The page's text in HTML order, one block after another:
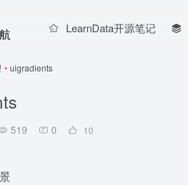
LearnData开源笔记
• uigradients
519 0 10